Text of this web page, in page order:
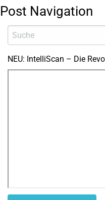
Post Navigation
NEU: IntelliScan – Die